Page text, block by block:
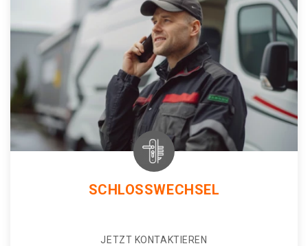
SCHLOSSWECHSEL
JETZT KONTAKTIEREN